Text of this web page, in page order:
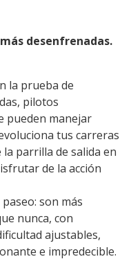
desenfrenadas.
la prueba de
pilotos
pueden manejar
tus carreras
parrilla de salida en
de la acción
son más
nunca, con
ajustables,
e impredecible.